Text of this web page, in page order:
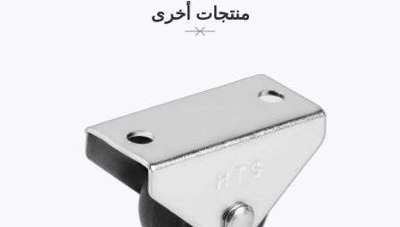
منتجات أخرى